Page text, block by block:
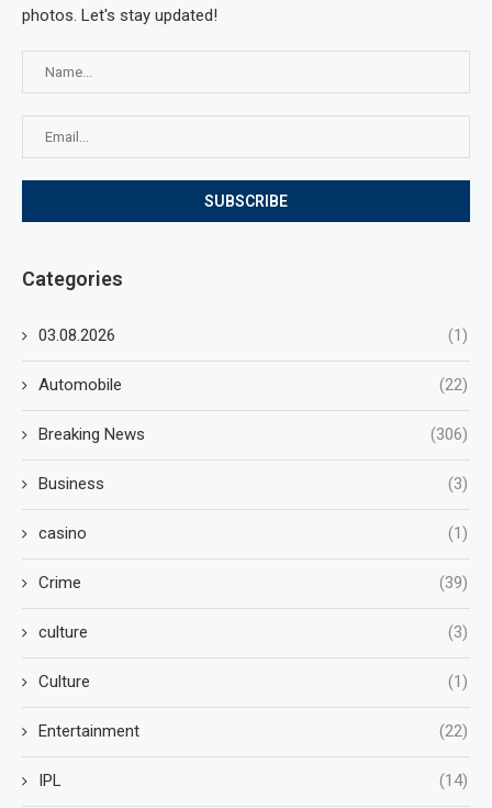
photos. Let's stay updated!
Categories
03.08.2026 (1)
Automobile (22)
Breaking News (306)
Business (3)
casino (1)
Crime (39)
culture (3)
Culture (1)
Entertainment (22)
IPL (14)